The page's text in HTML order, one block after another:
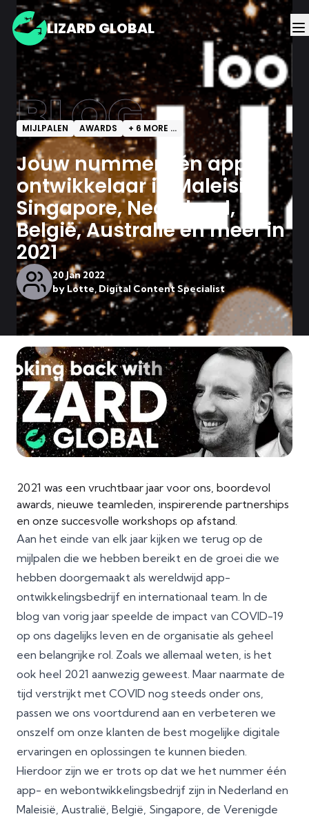
LIZARD GLOBAL
BLOG
MIJLPALEN AWARDS + 6 MORE ...
Jouw nummer één app-
ontwikkelaar in Maleisië,
Singapore, Nederland,
België, Australië en meer in
2021
20 Jan 2022
by Lotte, Digital Content Specialist
2021 was een vruchtbaar jaar voor ons, boordevol
awards, nieuwe teamleden, inspirerende partnerships
en onze succesvolle workshops op afstand.
Aan het einde van elk jaar kijken we terug op de
mijlpalen die we hebben bereikt en de groei die we
hebben doorgemaakt als wereldwijd app-
ontwikkelingsbedrijf en internationaal team. In de
blog van vorig jaar speelde de impact van COVID-19
op ons dagelijks leven en de organisatie als geheel
een belangrijke rol. Zoals we allemaal weten, is het
ook heel 2021 aanwezig geweest. Maar naarmate de
tijd verstrijkt met COVID nog steeds onder ons,
passen we ons voortdurend aan en verbeteren we
onszelf om onze klanten de best mogelijke digitale
ervaringen en oplossingen te kunnen bieden.
Hierdoor zijn we er trots op dat we het nummer één
app- en webontwikkelingsbedrijf zijn in Nederland en
Maleisië, Australië, België, Singapore, de Verenigde